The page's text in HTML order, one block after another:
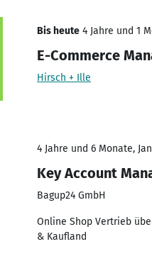
Bis heute 4 Jahre und 1
E-Commerce
Hirsch + Ille
4 Jahre und 6 Monate,
Key Account
Bagup24 GmbH
Online Shop Vertrieb
& Kaufland